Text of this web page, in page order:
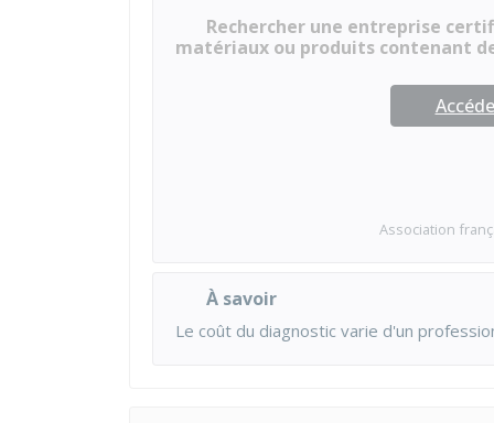
Rechercher une entreprise
matériaux ou produits contenant
Association
À savoir
Le coût du diagnostic varie d'un